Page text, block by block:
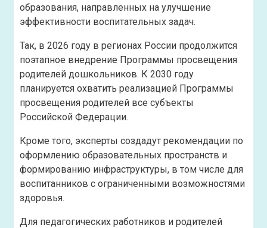
образования, направленных на улучшение
эффективности воспитательных задач.
Так, в 2026 году в регионах России продолжится
поэтапное внедрение Программы просвещения
родителей дошкольников. К 2030 году
планируется охватить реализацией Программы
просвещения родителей все субъекты
Российской Федерации.
Кроме того, эксперты создадут рекомендации по
оформлению образовательных пространств и
формированию инфраструктуры, в том числе для
воспитанников с ограниченными возможностями
здоровья.
Для педагогических работников и родителей